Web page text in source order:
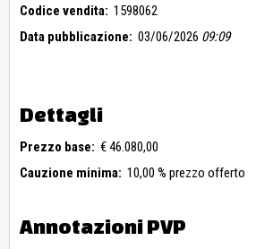
Codice vendita: 1598062
Data pubblicazione: 03/06/2026 09:09
Dettagli
Prezzo base: € 46.080,00
Cauzione minima: 10,00 % prezzo offerto
Annotazioni PVP